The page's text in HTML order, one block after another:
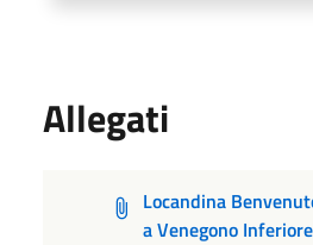
Allegati
Locandina
a Venegono Inferiore